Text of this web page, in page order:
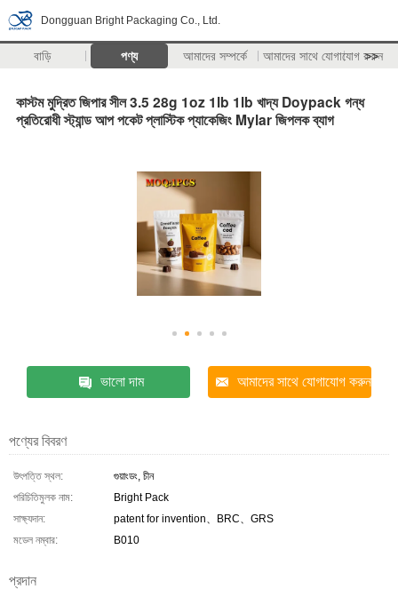
Dongguan Bright Packaging Co., Ltd.
বাড়ি পণ্য আমাদের সম্পর্কে আমাদের সাথে যোগাযোগ করুন
>>
কাস্টম মুদ্রিত জিপার সীল 3.5 28g 1oz 1lb 1lb খাদ্য Doypack গন্ধ
প্রতিরোধী স্ট্যান্ড আপ পকেট প্লাস্টিক প্যাকেজিং Mylar জিপলক ব্যাগ
ভালো দাম আমাদের সাথে যোগাযোগ করুন
পণ্যের বিবরণ
উৎপত্তি স্থল:
গুয়াংডং, চীন
পরিচিতিমুলক নাম:
Bright Pack
সাক্ষ্যদান:
patent for invention、BRC、GRS
মডেল নম্বার:
B010
প্রদান